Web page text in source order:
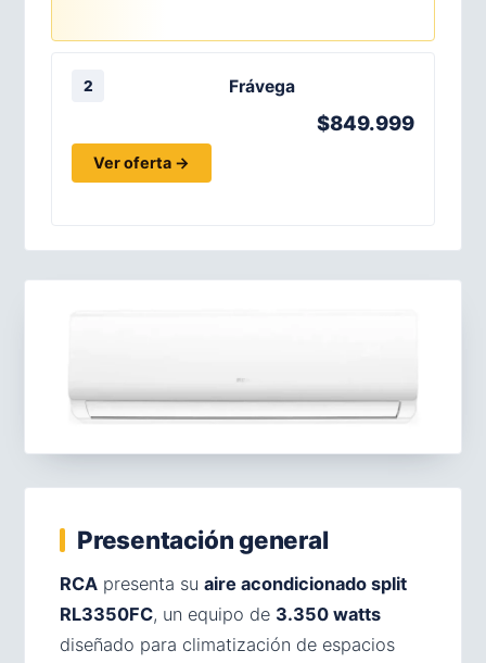
2 Frávega
$849.999
Ver oferta →
Presentación general
RCA presenta su aire acondicionado split
RL3350FC, un equipo de 3.350 watts
diseñado para climatización de espacios